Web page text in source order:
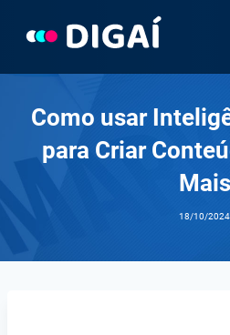
Como usar
para Criar
Mais
18/10/2024